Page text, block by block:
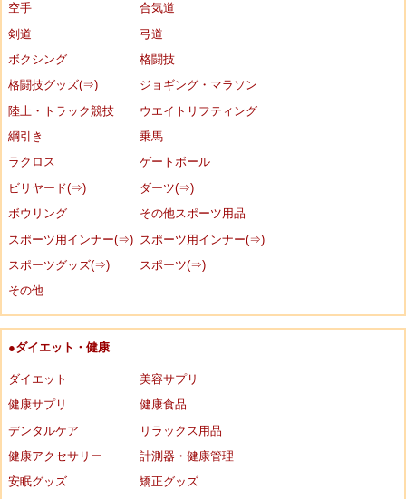
空手
合気道
剣道
弓道
ボクシング
格闘技
格闘技グッズ(⇒)
ジョギング・マラソン
陸上・トラック競技
ウエイトリフティング
綱引き
乗馬
ラクロス
ゲートボール
ビリヤード(⇒)
ダーツ(⇒)
ボウリング
その他スポーツ用品
スポーツ用インナー(⇒)
スポーツ用インナー(⇒)
スポーツグッズ(⇒)
スポーツ(⇒)
その他
●ダイエット・健康
ダイエット
美容サプリ
健康サプリ
健康食品
デンタルケア
リラックス用品
健康アクセサリー
計測器・健康管理
安眠グッズ
矯正グッズ